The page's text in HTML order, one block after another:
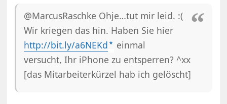
@MarcusRaschke Ohje…tut mir leid. :(
Wir kriegen das hin. Haben Sie hier
http://bit.ly/a6NEKd
einmal
versucht, Ihr iPhone zu entsperren? ^xx
[das Mitarbeiterkürzel hab ich gelöscht]